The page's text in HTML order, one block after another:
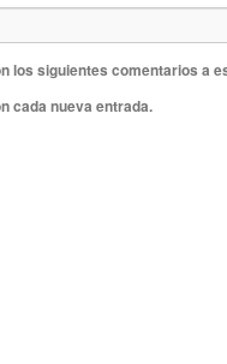
los siguientes comentarios a
cada nueva entrada.